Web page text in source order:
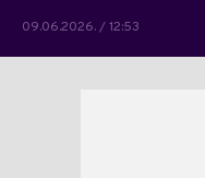
09.06.2026. / 12:53